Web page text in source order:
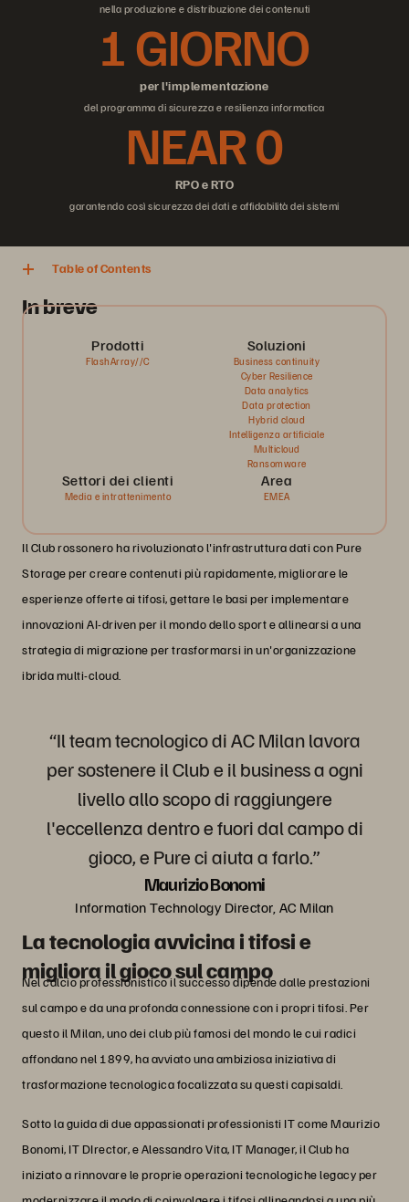
nella produzione e distribuzione dei contenuti
per l'implementazione
1 GIORNO
del programma di sicurezza e resilienza informatica
RPO e RTO
NEAR 0
garantendo così sicurezza dei dati e affidabilità dei sistemi
Table of Contents
In breve
Prodotti
FlashArray//C
Soluzioni
Business continuity
Cyber Resilience
Data analytics
Data protection
Hybrid cloud
Intelligenza artificiale
Multicloud
Ransomware
Settori dei clienti
Media e intrattenimento
Area
EMEA
Il Club rossonero ha rivoluzionato l'infrastruttura dati con Pure
Storage per creare contenuti più rapidamente, migliorare le
esperienze offerte ai tifosi, gettare le basi per implementare
innovazioni AI-driven per il mondo dello sport e allinearsi a una
strategia di migrazione per trasformarsi in un'organizzazione
ibrida multi-cloud.
“Il team tecnologico di AC Milan lavora
per sostenere il Club e il business a ogni
livello allo scopo di raggiungere
l'eccellenza dentro e fuori dal campo di
gioco, e Pure ci aiuta a farlo.”
Maurizio Bonomi
Information Technology Director, AC Milan
La tecnologia avvicina i tifosi e
migliora il gioco sul campo
Nel calcio professionistico il successo dipende dalle prestazioni
sul campo e da una profonda connessione con i propri tifosi. Per
questo il Milan, uno dei club più famosi del mondo le cui radici
affondano nel 1899, ha avviato una ambiziosa iniziativa di
trasformazione tecnologica focalizzata su questi capisaldi.
Sotto la guida di due appassionati professionisti IT come Maurizio
Bonomi, IT DIrector, e Alessandro Vita, IT Manager, il Club ha
iniziato a rinnovare le proprie operazioni tecnologiche legacy per